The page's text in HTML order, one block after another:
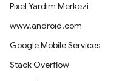
Pixel Yardım Merkezi
www.android.com
Google Mobile Services
Stack Overflow